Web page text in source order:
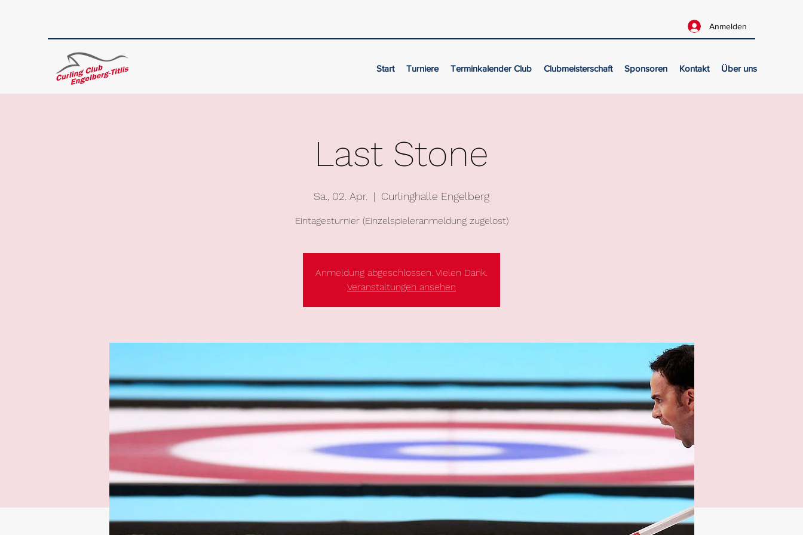
Anmelden
Start Turniere Terminkalender Club Clubmeisterschaft Sponsoren Kontakt Über uns
Last Stone
Sa., 02. Apr.
  |
Curlinghalle Engelberg
Eintagesturnier (Einzelspieleranmeldung zugelost)
Anmeldung abgeschlossen. Vielen Dank.
Veranstaltungen ansehen